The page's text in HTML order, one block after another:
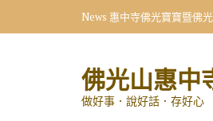
News 惠中寺佛光寶寶暨佛
佛光山惠中
做好事．說好話．存好心